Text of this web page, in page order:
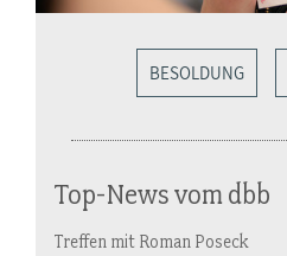
BESOLDUNG
Top-News vom dbb
Treffen mit Roman Poseck